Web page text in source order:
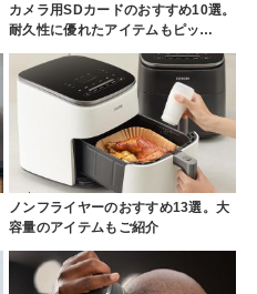
カメラ用SDカードのおすすめ10選。
耐久性に優れたアイテムもピッ…
ノンフライヤーのおすすめ13選。大
容量のアイテムもご紹介